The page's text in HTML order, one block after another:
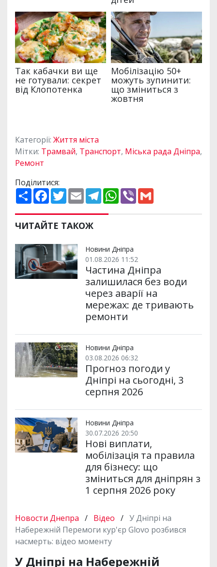
Категорії: Життя міста
Мітки: Трамвай, Транспорт, Міська рада Дніпра,
Ремонт
Поділитися:
П
о
ш
и
р
и
и
F
a
c
e
b
o
k
T
w
t
t
e
E
m
a
i
l
T
e
e
m
W
h
a
p
V
b
ЧИТАЙТЕ ТАКОЖ
Новини Дніпра
01.08.2026 11:52
Частина Дніпра
залишилася без води
через аварії на
мережах: де тривають
ремонти
Новини Дніпра
03.08.2026 06:32
Прогноз погоди у
Дніпрі на сьогодні, 3
серпня 2026
Новини Дніпра
30.07.2026 20:50
Нові виплати,
мобілізація та правила
для бізнесу: що
зміниться для дніпрян з
1 серпня 2026 року
Новости Днепра / Відео / У Дніпрі на
Набережній Перемоги кур'єр Glovo розбився
насмерть: відео моменту
У Дніпрі на Набережній